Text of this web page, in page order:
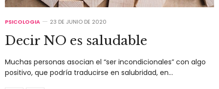
PSICOLOGIA 23 DE JUNIO DE 2020
Decir NO es saludable
Muchas personas asocian el “ser incondicionales” con algo
positivo, que podría traducirse en salubridad, en…